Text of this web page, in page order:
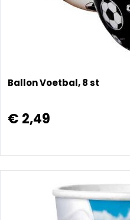
Ballon Voetbal, 8 st
€ 2,49